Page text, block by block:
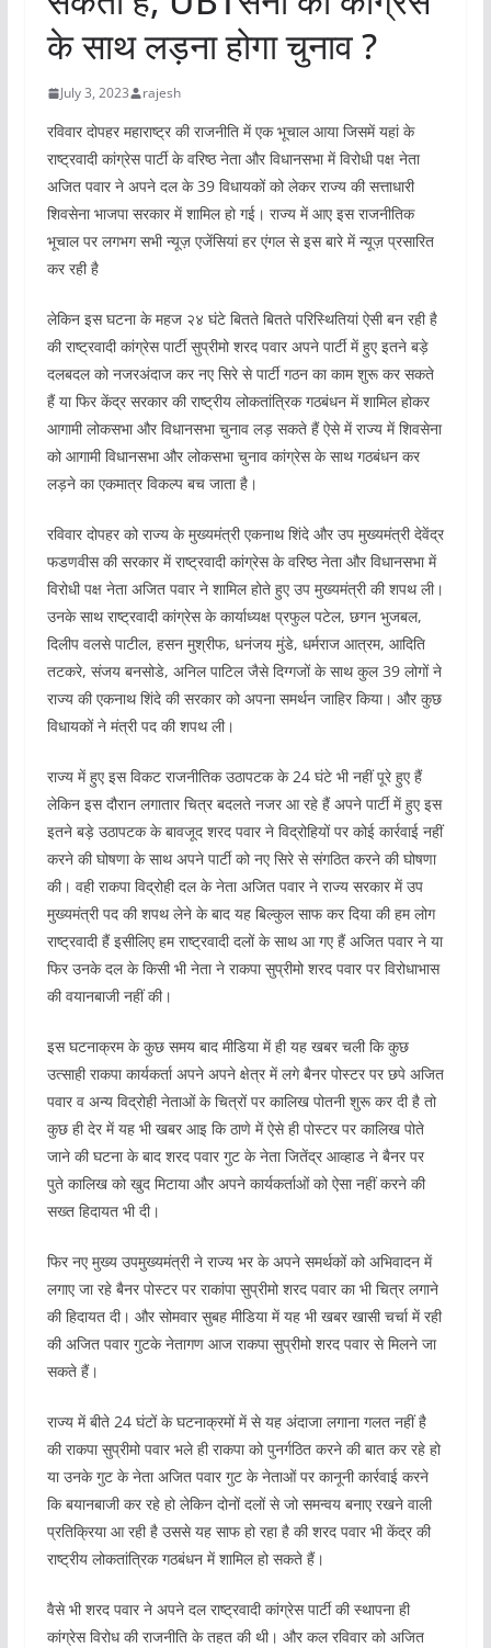
के साथ लड़ना होगा चुनाव ?
July 3, 2023 rajesh
रविवार दोपहर महाराष्ट्र की राजनीति में एक भूचाल आया जिसमें यहां के
राष्ट्रवादी कांग्रेस पार्टी के वरिष्ठ नेता और विधानसभा में विरोधी पक्ष नेता
अजित पवार ने अपने दल के 39 विधायकों को लेकर राज्य की सत्ताधारी
शिवसेना भाजपा सरकार में शामिल हो गई। राज्य में आए इस राजनीतिक
भूचाल पर लगभग सभी न्यूज़ एजेंसियां हर एंगल से इस बारे में न्यूज़ प्रसारित
कर रही है
लेकिन इस घटना के महज २४ घंटे बितते बितते परिस्थितियां ऐसी बन रही है
की राष्ट्रवादी कांग्रेस पार्टी सुप्रीमो शरद पवार अपने पार्टी में हुए इतने बड़े
दलबदल को नजरअंदाज कर नए सिरे से पार्टी गठन का काम शुरू कर सकते
हैं या फिर केंद्र सरकार की राष्ट्रीय लोकतांत्रिक गठबंधन में शामिल होकर
आगामी लोकसभा और विधानसभा चुनाव लड़ सकते हैं ऐसे में राज्य में शिवसेना
को आगामी विधानसभा और लोकसभा चुनाव कांग्रेस के साथ गठबंधन कर
लड़ने का एकमात्र विकल्प बच जाता है।
रविवार दोपहर को राज्य के मुख्यमंत्री एकनाथ शिंदे और उप मुख्यमंत्री देवेंद्र
फडणवीस की सरकार में राष्ट्रवादी कांग्रेस के वरिष्ठ नेता और विधानसभा में
विरोधी पक्ष नेता अजित पवार ने शामिल होते हुए उप मुख्यमंत्री की शपथ ली।
उनके साथ राष्ट्रवादी कांग्रेस के कार्याध्यक्ष प्रफुल पटेल, छगन भुजबल,
दिलीप वलसे पाटील, हसन मुश्रीफ, धनंजय मुंडे, धर्मराज आत्रम, आदिति
तटकरे, संजय बनसोडे, अनिल पाटिल जैसे दिग्गजों के साथ कुल 39 लोगों ने
राज्य की एकनाथ शिंदे की सरकार को अपना समर्थन जाहिर किया। और कुछ
विधायकों ने मंत्री पद की शपथ ली।
राज्य में हुए इस विकट राजनीतिक उठापटक के 24 घंटे भी नहीं पूरे हुए हैं
लेकिन इस दौरान लगातार चित्र बदलते नजर आ रहे हैं अपने पार्टी में हुए इस
इतने बड़े उठापटक के बावजूद शरद पवार ने विद्रोहियों पर कोई कार्रवाई नहीं
करने की घोषणा के साथ अपने पार्टी को नए सिरे से संगठित करने की घोषणा
की। वही राकपा विद्रोही दल के नेता अजित पवार ने राज्य सरकार में उप
मुख्यमंत्री पद की शपथ लेने के बाद यह बिल्कुल साफ कर दिया की हम लोग
राष्ट्रवादी हैं इसीलिए हम राष्ट्रवादी दलों के साथ आ गए हैं अजित पवार ने या
फिर उनके दल के किसी भी नेता ने राकपा सुप्रीमो शरद पवार पर विरोधाभास
की वयानबाजी नहीं की।
इस घटनाक्रम के कुछ समय बाद मीडिया में ही यह खबर चली कि कुछ
उत्साही राकपा कार्यकर्ता अपने अपने क्षेत्र में लगे बैनर पोस्टर पर छपे अजित
पवार व अन्य विद्रोही नेताओं के चित्रों पर कालिख पोतनी शुरू कर दी है तो
कुछ ही देर में यह भी खबर आइ कि ठाणे में ऐसे ही पोस्टर पर कालिख पोते
जाने की घटना के बाद शरद पवार गुट के नेता जितेंद्र आव्हाड ने बैनर पर
पुते कालिख को खुद मिटाया और अपने कार्यकर्ताओं को ऐसा नहीं करने की
सख्त हिदायत भी दी।
फिर नए मुख्य उपमुख्यमंत्री ने राज्य भर के अपने समर्थकों को अभिवादन में
लगाए जा रहे बैनर पोस्टर पर राकांपा सुप्रीमो शरद पवार का भी चित्र लगाने
की हिदायत दी। और सोमवार सुबह मीडिया में यह भी खबर खासी चर्चा में रही
की अजित पवार गुटके नेतागण आज राकपा सुप्रीमो शरद पवार से मिलने जा
सकते हैं।
राज्य में बीते 24 घंटों के घटनाक्रमों में से यह अंदाजा लगाना गलत नहीं है
की राकपा सुप्रीमो पवार भले ही राकपा को पुनर्गठित करने की बात कर रहे हो
या उनके गुट के नेता अजित पवार गुट के नेताओं पर कानूनी कार्रवाई करने
कि बयानबाजी कर रहे हो लेकिन दोनों दलों से जो समन्वय बनाए रखने वाली
प्रतिक्रिया आ रही है उससे यह साफ हो रहा है की शरद पवार भी केंद्र की
राष्ट्रीय लोकतांत्रिक गठबंधन में शामिल हो सकते हैं।
वैसे भी शरद पवार ने अपने दल राष्ट्रवादी कांग्रेस पार्टी की स्थापना ही
कांग्रेस विरोध की राजनीति के तहत की थी। और कल रविवार को अजित